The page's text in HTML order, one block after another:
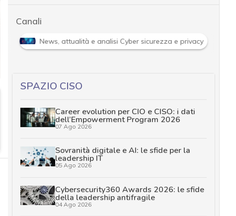
Canali
News, attualità e analisi Cyber sicurezza e privacy
SPAZIO CISO
Career evolution per CIO e CISO: i dati
dell’Empowerment Program 2026
07 Ago 2026
Sovranità digitale e AI: le sfide per la
leadership IT
05 Ago 2026
Cybersecurity360 Awards 2026: le sfide
della leadership antifragile
04 Ago 2026